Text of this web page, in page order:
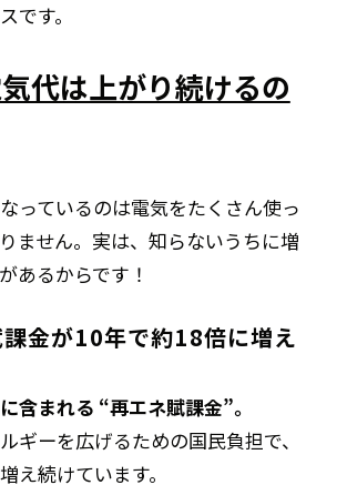
です。
代は上がり続けるの
っているのは電気をたくさん使っ
ません。 実は、知らないうちに増
あるからです！
金が10年で約18倍に増え
含まれる “再エネ賦課金”。
ギーを広げるための国民負担で、
え続けています。